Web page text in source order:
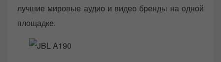
лучшие мировые аудио и видео бренды на одной
площадке.